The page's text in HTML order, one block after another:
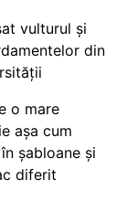
vulturul și
din
o mare
așa cum
șabloane și
diferit